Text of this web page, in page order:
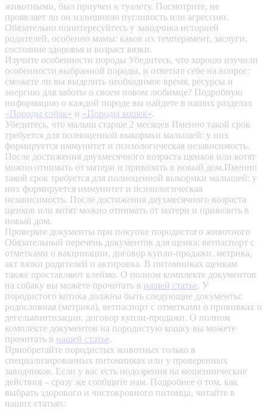
животными, был приучен к туалету. Посмотрите, не
проявляет ли он излишнюю пугливость или агрессию.
Обязательно поинтересуйтесь у заводчика историей
родителей, особенно мамы: каков их темперамент, заслуги,
состояние здоровья и возраст вязки.
Изучите особенности породы Убедитесь, что хорошо изучили
особенности выбранной породы, и ответьте себе на вопрос:
сможете ли вы выделить необходимое время, ресурсы и
энергию для заботы о своем новом любимце? Подробную
информацию о каждой породе вы найдете в наших разделах
«Породы собак» и «Породы кошек».
Убедитесь, что малыш старше 2 месяцев Именно такой срок
требуется для полноценной выкормки малышей: у них
формируется иммунитет и психологическая независимость.
После достижения двухмесячного возраста щенков или котят
можно отнимать от матери и привозить в новый дом.Именно
такой срок требуется для полноценной выкормки малышей: у
них формируется иммунитет и психологическая
независимость. После достижения двухмесячного возраста
щенков или котят можно отнимать от матери и привозить в
новый дом.
Проверьте документы при покупке породистого животного
Обязательный перечень документов для щенка: ветпаспорт с
отметками о вакцинации, договор купли-продажи, метрика,
акт вязки родителей и актировка. В питомниках щенкам
также проставляют клеймо. О полном комплекте документов
на собаку вы можете прочитать в нашей статье. У
породистого котика должны быть следующие документы:
родословная (метрика), ветпаспорт с отметками о прививках и
дегельминтизации, договор купли-продажи. О полном
комплекте документов на породистую кошку вы можете
прочитать в нашей статье.
Приобретайте породистых животных только в
специализированных питомниках или у проверенных
заводчиков. Если у вас есть подозрения на мошеннические
действия – сразу же сообщите нам. Подробнее о том, как
выбрать здорового и чистокровного питомца, читайте в
наших статьях: